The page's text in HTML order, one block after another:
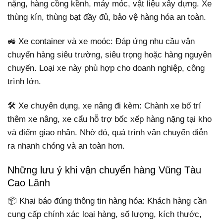
nặng, hàng cồng kềnh, máy móc, vật liệu xây dựng. Xe
thùng kín, thùng bạt đầy đủ, bảo vệ hàng hóa an toàn.
🚜 Xe container và xe moóc: Đáp ứng nhu cầu vận
chuyển hàng siêu trường, siêu trọng hoặc hàng nguyên
chuyến. Loại xe này phù hợp cho doanh nghiệp, công
trình lớn.
🛠️ Xe chuyên dụng, xe nâng đi kèm: Chành xe bố trí
thêm xe nâng, xe cẩu hỗ trợ bốc xếp hàng nặng tại kho
và điểm giao nhận. Nhờ đó, quá trình vận chuyển diễn
ra nhanh chóng và an toàn hơn.
Những lưu ý khi vận chuyển hàng Vũng Tàu
Cao Lãnh
📦 Khai báo đúng thông tin hàng hóa: Khách hàng cần
cung cấp chính xác loại hàng, số lượng, kích thước,